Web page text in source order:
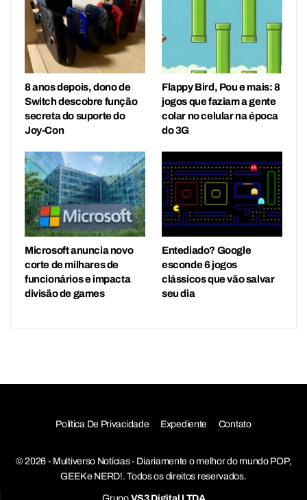
8 anos depois, dono de
Switch descobre função
secreta do suporte do
Joy-Con
Flappy Bird, Pou e mais: 8
jogos que faziam a gente
colar no celular na época
do 3G
Microsoft anuncia novo
corte de milhares de
funcionários e impacta
divisão de games
Entediado? Google
esconde 6 jogos
clássicos que vão salvar
seu dia
Política De Privacidade Expediente Contato
© 2026 - Multiverso Notícias - Diariamente o melhor do mundo POP,
GEEK e NERD!. Todos os direitos reservados.